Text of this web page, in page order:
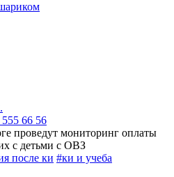
66 56
проведут мониторинг оплаты
с детьми с ОВЗ
после ки #ки и учеба